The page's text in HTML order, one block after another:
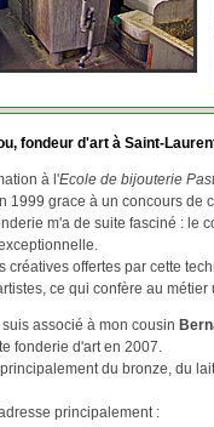
fondeur d'art à Saint-
à l'Ecole de bijouterie
1999 grace à un concours de
m'a de suite fasciné : le
créatives offertes par cette
ce qui confère au
associé à mon cousin
fonderie d'art en 2007.
du bronze, du
principalement :